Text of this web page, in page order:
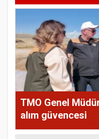
TMO Genel
alım güvencesi